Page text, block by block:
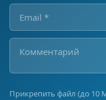
Прикрепить файл (до 10